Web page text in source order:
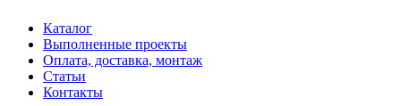
Каталог
Выполненные проекты
Оплата, доставка, монтаж
Статьи
Контакты